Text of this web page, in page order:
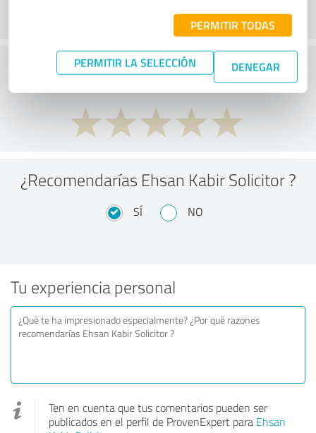
PERMITIR TODAS
PERMITIR LA SELECCIÓN DENEGAR
¿Qué te parece la relación calidad-precio?
¿Recomendarías Ehsan Kabir Solicitor ?
SÍ NO
Tu experiencia personal
Ten en cuenta que tus comentarios pueden ser
publicados en el perfil de ProvenExpert para Ehsan